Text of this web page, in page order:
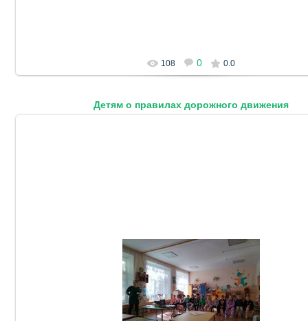
108 0 0.0
Детям о правилах дорожного движения
06.10.2023
DetSad14